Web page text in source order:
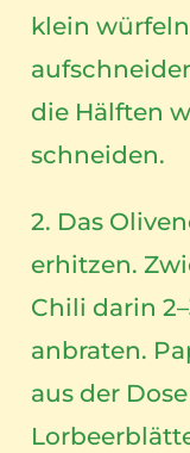
klein
die Hälften
schneiden.
2. Das
erhitzen.
Chili darin
anbraten.
aus der